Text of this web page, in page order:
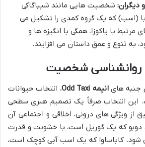
دیگران: شخصیت هایی مانند شیباگاکی
(اسب) که یک گروه کمدی را تشکیل می
مرتبط با یاکوزا، همگی با انگیزه ها و
به تنوع و عمق داستان می افزایند.
روانشناسی شخصیت
جنبه هایانیمه Odd Taxi
، انتخاب حیوانات
انتخاب صرفاً یک تصمیم هنری سطحی
از ویژگی های درونی، اخلاقی و اجتماعی آن
دوبو که یک گوریل است، با خشونت و قدرت
شود. کاباساوا که یک اسب آبی کوچک است،